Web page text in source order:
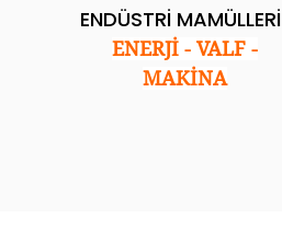
ENDÜSTRİ MAMÜLLERİ
ENERJİ - VALF -
MAKİNA